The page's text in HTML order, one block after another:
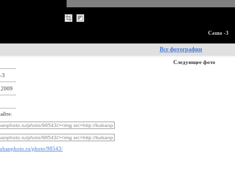
Саша -3
Все фотографии
3
photo/98543/
Следующее фото